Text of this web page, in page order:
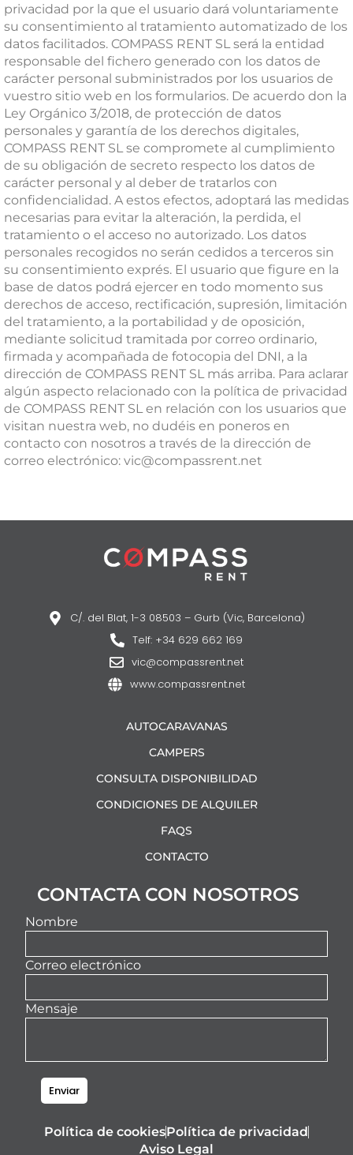
privacidad por la que el usuario dará voluntariamente
su consentimiento al tratamiento automatizado de los
datos facilitados. COMPASS RENT SL será la entidad
responsable del fichero generado con los datos de
carácter personal subministrados por los usuarios de
vuestro sitio web en los formularios. De acuerdo don la
Ley Orgánico 3/2018, de protección de datos
personales y garantía de los derechos digitales,
COMPASS RENT SL se compromete al cumplimiento
de su obligación de secreto respecto los datos de
carácter personal y al deber de tratarlos con
confidencialidad. A estos efectos, adoptará las medidas
necesarias para evitar la alteración, la perdida, el
tratamiento o el acceso no autorizado. Los datos
personales recogidos no serán cedidos a terceros sin
su consentimiento exprés. El usuario que figure en la
base de datos podrá ejercer en todo momento sus
derechos de acceso, rectificación, supresión, limitación
del tratamiento, a la portabilidad y de oposición,
mediante solicitud tramitada por correo ordinario,
firmada y acompañada de fotocopia del DNI, a la
dirección de COMPASS RENT SL más arriba. Para aclarar
algún aspecto relacionado con la política de privacidad
de COMPASS RENT SL en relación con los usuarios que
visitan nuestra web, no dudéis en poneros en
contacto con nosotros a través de la dirección de
correo electrónico: vic@compassrent.net
C/. del Blat, 1-3 08503 – Gurb (Vic, Barcelona)
Telf: +34 629 662 169
vic@compassrent.net
www.compassrent.net
AUTOCARAVANAS
CAMPERS
CONSULTA DISPONIBILIDAD
CONDICIONES DE ALQUILER
FAQS
CONTACTO
CONTACTA CON NOSOTROS
Nombre
Correo electrónico
Mensaje
Enviar
Política de cookiesPolítica de privacidad
Aviso Legal